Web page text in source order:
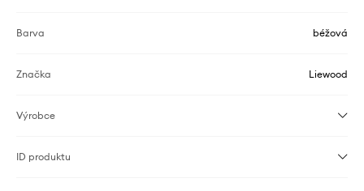
Barva béžová
Značka Liewood
Výrobce
ID produktu